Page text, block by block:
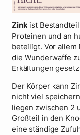
Zink ist
Proteinen und an
beteiligt. Vor allem
die Wunderwaffe
Erkältungen
Der Körper kann
nicht viel
liegen zwischen 2
Großteil in den
eine ständige